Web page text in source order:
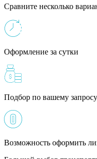
Сравните несколько
Оформление за сутки
Подбор по вашему запросу
Возможность оформить